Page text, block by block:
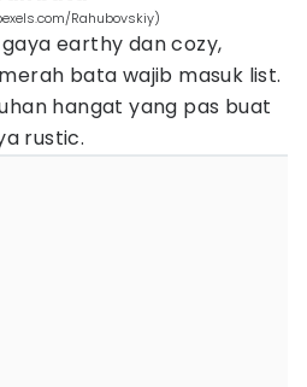
Rahubovskiy)
earthy dan cozy,
bata wajib masuk list.
hangat yang pas buat
rustic.